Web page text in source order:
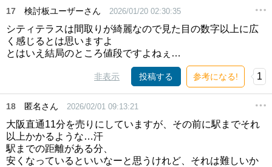
17 検討板ユーザーさん 2026/01/20 02:30:35
シティテラスは間取りが綺麗なので見た目の数字以上に広
く感じるとは思いますよ
とはいえ結局のところ値段ですよねぇ…
非表示 投稿する 参考になる! 1
18 匿名さん 2026/02/01 09:13:21
大阪直通11分を売りにしていますが、その前に駅までそれ
以上かかるような…汗
駅までの距離がある分、
安くなっているといいなーと思うけれど、それは難しいか